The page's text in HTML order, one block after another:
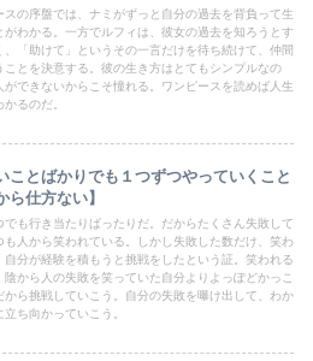
スの序盤では、ナミがずっと自分の過去を背負って生
がわかる。一方でルフィは、彼女の過去を知ろうとす
、「助けて」というその一言だけを待ち続けて、仲間
ことを決意する。彼の生き方はとてもシンプルなの
ができないからこそ憧れる。ワンピースを読めば人生
るのだ。
ことばかりでも１つずつやっていくこと
ら仕方ない】
でも行き当たりばったりだ。だからたくさん失敗して
も人から笑われている。しかし失敗した数だけ、笑わ
自分が経験を積もうと挑戦をしたという証。笑われる
陰から人の失敗を笑っていた自分よりよっぽどかっこ
から挑戦していこう。自分の失敗を曝け出して、わか
立ち向かっていこう。